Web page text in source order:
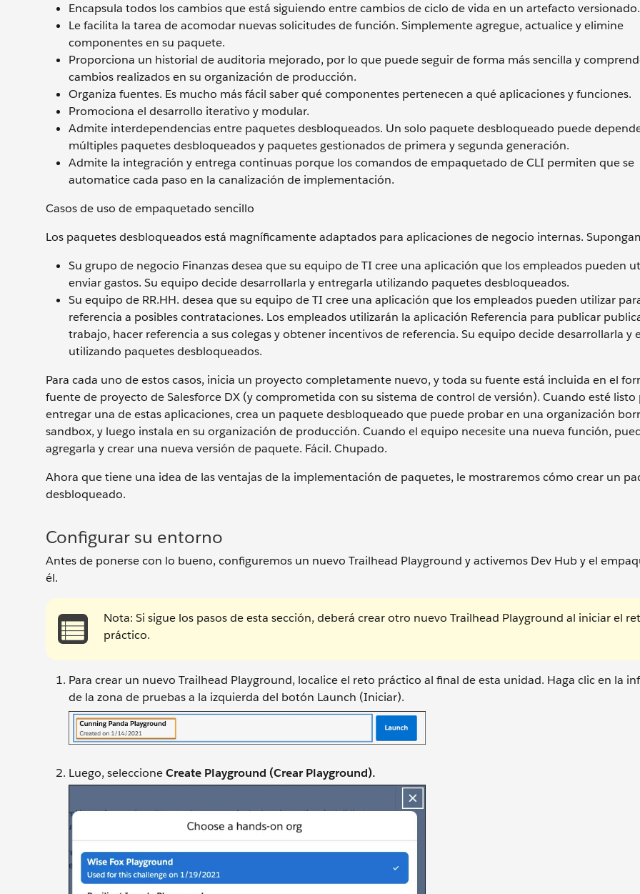
Encapsula todos los cambios que está siguiendo entre cambios de ciclo de vida en un artefacto versionado.
Le facilita la tarea de acomodar nuevas solicitudes de función. Simplemente agregue, actualice y elimine
componentes en su paquete.
Proporciona un historial de auditoria mejorado, por lo que puede seguir de forma más sencilla y
cambios realizados en su organización de producción.
Organiza fuentes. Es mucho más fácil saber qué componentes pertenecen a qué aplicaciones y funciones.
Promociona el desarrollo iterativo y modular.
Admite interdependencias entre paquetes desbloqueados. Un solo paquete desbloqueado puede
múltiples paquetes desbloqueados y paquetes gestionados de primera y segunda generación.
Admite la integración y entrega continuas porque los comandos de empaquetado de CLI permiten que se
automatice cada paso en la canalización de implementación.
Casos de uso de empaquetado sencillo
Los paquetes desbloqueados está magníficamente adaptados para aplicaciones de negocio internas.
Su grupo de negocio Finanzas desea que su equipo de TI cree una aplicación que los empleados pueden
enviar gastos. Su equipo decide desarrollarla y entregarla utilizando paquetes desbloqueados.
Su equipo de RR.HH. desea que su equipo de TI cree una aplicación que los empleados pueden utilizar
referencia a posibles contrataciones. Los empleados utilizarán la aplicación Referencia para publicar
trabajo, hacer referencia a sus colegas y obtener incentivos de referencia. Su equipo decide desarrollarla y
utilizando paquetes desbloqueados.
Para cada uno de estos casos, inicia un proyecto completamente nuevo, y toda su fuente está incluida en el
fuente de proyecto de Salesforce DX (y comprometida con su sistema de control de versión). Cuando esté listo
entregar una de estas aplicaciones, crea un paquete desbloqueado que puede probar en una organización
sandbox, y luego instala en su organización de producción. Cuando el equipo necesite una nueva función,
agregarla y crear una nueva versión de paquete. Fácil. Chupado.
Ahora que tiene una idea de las ventajas de la implementación de paquetes, le mostraremos cómo crear un
desbloqueado.
Configurar su entorno
Antes de ponerse con lo bueno, configuremos un nuevo Trailhead Playground y activemos Dev Hub y el
él.
Nota: Si sigue los pasos de esta sección, deberá crear otro nuevo Trailhead Playground al iniciar el
práctico.
Para crear un nuevo Trailhead Playground, localice el reto práctico al final de esta unidad. Haga clic en la
de la zona de pruebas a la izquierda del botón Launch (Iniciar).
Luego, seleccioneCreate Playground (Crear Playground).